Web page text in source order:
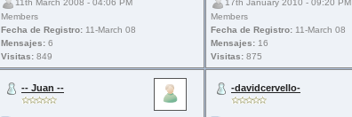
11th March 2008 - 04:06 PM
Members
Fecha de Registro: 11-March 08
Mensajes: 6
Visitas: 849
17th January 2010 - 09:20 PM
Members
Fecha de Registro: 11-March 08
Mensajes: 16
Visitas: 875
-- Juan -- -davidcervello-